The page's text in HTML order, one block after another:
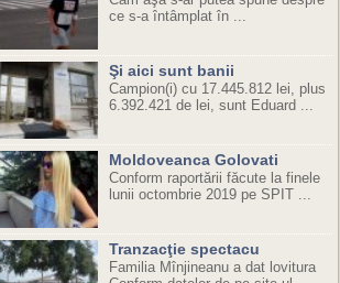
ce s-a întâmplat în ...
Şi aici sunt banii
Campion(i) cu 17.445.812 lei, plus
6.392.421 de lei, sunt Eduard ...
Moldoveanca Golovati
Conform raportării făcute la finele
lunii octombrie 2019 pe SPIT ...
Tranzacţie spectacu
Familia Mînjineanu a dat lovitura